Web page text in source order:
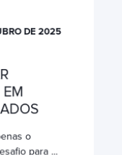
DE 2025
o
para ...